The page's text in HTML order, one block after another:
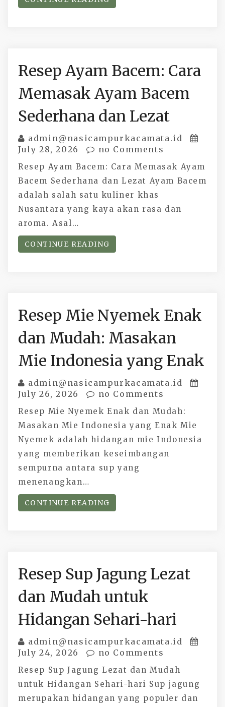
Resep Ayam Bacem: Cara
Memasak Ayam Bacem
Sederhana dan Lezat
admin@nasicampurkacamata.id
July 28, 2026
no Comments
Resep Ayam Bacem: Cara Memasak Ayam
Bacem Sederhana dan Lezat Ayam Bacem
adalah salah satu kuliner khas
Nusantara yang kaya akan rasa dan
aroma. Asal…
CONTINUE READING
Resep Mie Nyemek Enak
dan Mudah: Masakan
Mie Indonesia yang Enak
admin@nasicampurkacamata.id
July 26, 2026
no Comments
Resep Mie Nyemek Enak dan Mudah:
Masakan Mie Indonesia yang Enak Mie
Nyemek adalah hidangan mie Indonesia
yang memberikan keseimbangan
sempurna antara sup yang
menenangkan…
CONTINUE READING
Resep Sup Jagung Lezat
dan Mudah untuk
Hidangan Sehari-hari
admin@nasicampurkacamata.id
July 24, 2026
no Comments
Resep Sup Jagung Lezat dan Mudah
untuk Hidangan Sehari-hari Sup jagung
merupakan hidangan yang populer dan